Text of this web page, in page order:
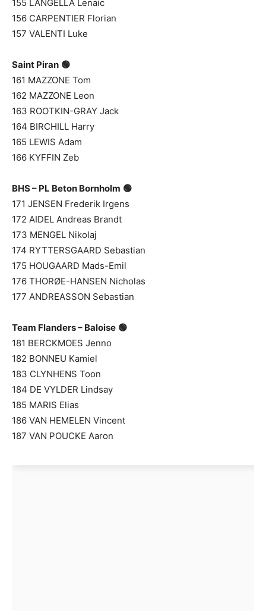
155 LANGELLA Lenaic
156 CARPENTIER Florian
157 VALENTI Luke
Saint Piran 🟢
161 MAZZONE Tom
162 MAZZONE Leon
163 ROOTKIN-GRAY Jack
164 BIRCHILL Harry
165 LEWIS Adam
166 KYFFIN Zeb
BHS – PL Beton Bornholm 🟢
171 JENSEN Frederik Irgens
172 AIDEL Andreas Brandt
173 MENGEL Nikolaj
174 RYTTERSGAARD Sebastian
175 HOUGAARD Mads-Emil
176 THORØE-HANSEN Nicholas
177 ANDREASSON Sebastian
Team Flanders – Baloise 🟢
181 BERCKMOES Jenno
182 BONNEU Kamiel
183 CLYNHENS Toon
184 DE VYLDER Lindsay
185 MARIS Elias
186 VAN HEMELEN Vincent
187 VAN POUCKE Aaron